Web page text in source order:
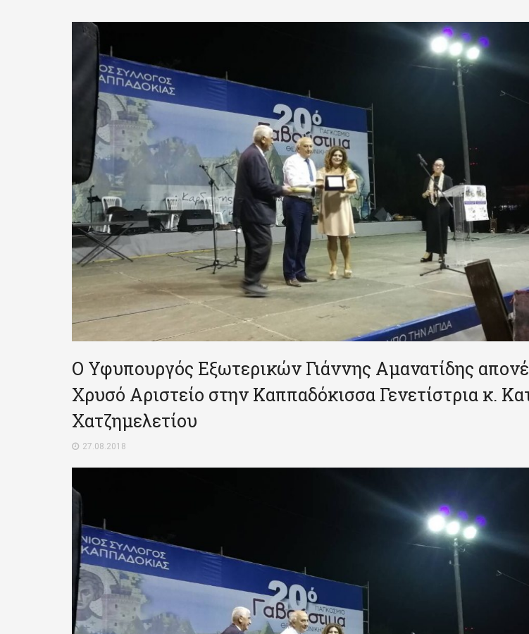
Ο Υφυπουργός Εξωτερικών Γιάννης Αμανατίδης
Χρυσό Αριστείο στην Καππαδόκισσα Γενετίστρια κ.
Χατζημελετίου
27.08.2018